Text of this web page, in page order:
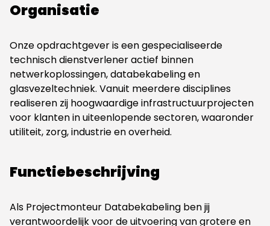
Organisatie
Onze opdrachtgever is een gespecialiseerde
technisch dienstverlener actief binnen
netwerkoplossingen, databekabeling en
glasvezeltechniek. Vanuit meerdere disciplines
realiseren zij hoogwaardige infrastructuurprojecten
voor klanten in uiteenlopende sectoren, waaronder
utiliteit, zorg, industrie en overheid.
Functiebeschrijving
Als Projectmonteur Databekabeling ben jij
verantwoordelijk voor de uitvoering van grotere en